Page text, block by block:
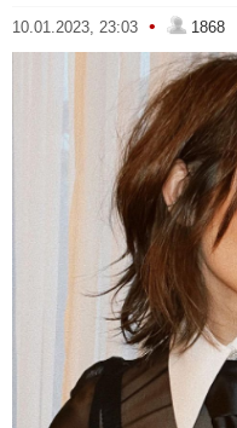
10.01.2023, 23:03 • 1868